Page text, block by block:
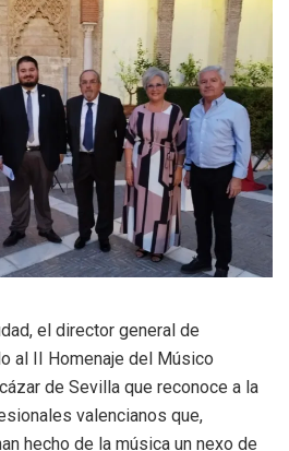
el director general de
al II Homenaje del Músico
de Sevilla que reconoce a la
valencianos que,
hecho de la música un nexo de